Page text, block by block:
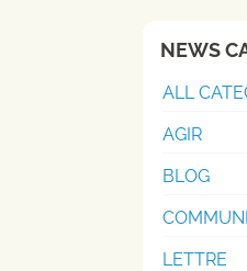
NEWS
ALL
AGIR
BLOG
LETTRE